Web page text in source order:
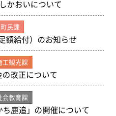
かおいについて
町民課
額給付）のお知らせ
工観光課
改正について
会教育課
ち鹿追」の開催について